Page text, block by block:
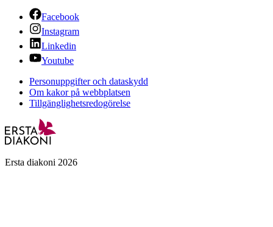
Facebook
Instagram
Linkedin
Youtube
Personuppgifter och dataskydd
Om kakor på webbplatsen
Tillgänglighetsredogörelse
Ersta diakoni 2026